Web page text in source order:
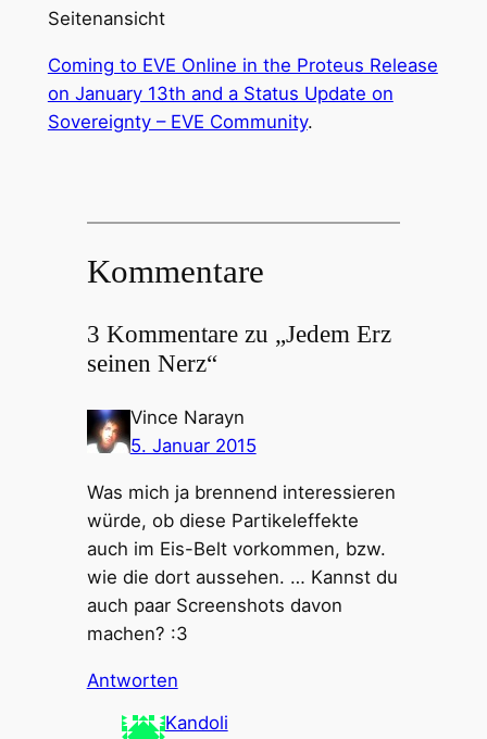
Seitenansicht
Coming to EVE Online in the Proteus Release
on January 13th and a Status Update on
Sovereignty – EVE Community.
Kommentare
3 Kommentare zu „Jedem Erz
seinen Nerz“
Vince Narayn
5. Januar 2015
Was mich ja brennend interessieren
würde, ob diese Partikeleffekte
auch im Eis-Belt vorkommen, bzw.
wie die dort aussehen. … Kannst du
auch paar Screenshots davon
machen? :3
Antworten
Kandoli